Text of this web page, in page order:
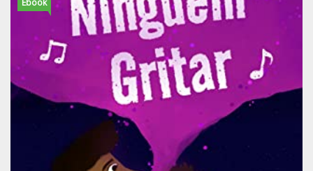
Ebook